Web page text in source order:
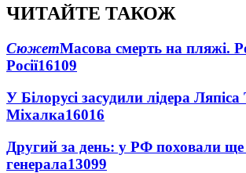
ЧИТАЙТЕ ТАКОЖ
СюжетМасова смерть на пляжі.
Росії16109
У Білорусі засудили лідера
Міхалка16016
Другий за день: у РФ поховали ще
генерала13099